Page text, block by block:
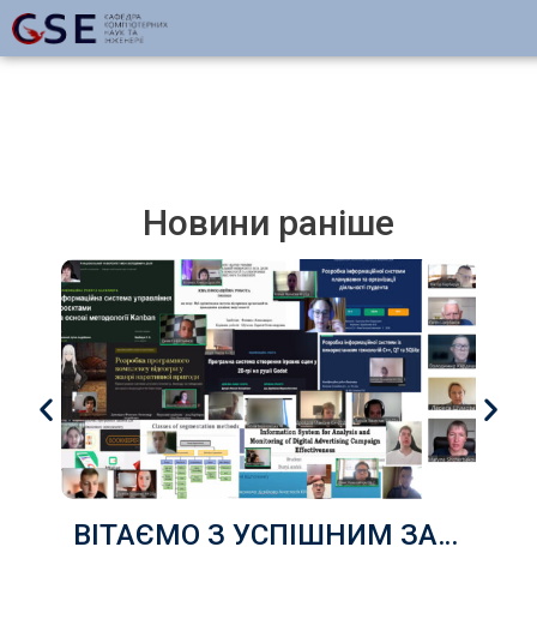
Новини раніше
ВІТАЄМО З УСПІШНИМ ЗАХИСТОМ КВАЛІФІКАЦІЙНИХ РОБОТ здобувачів груп КІ-22д, КІ-22з, КН-22д, КН-22з ,